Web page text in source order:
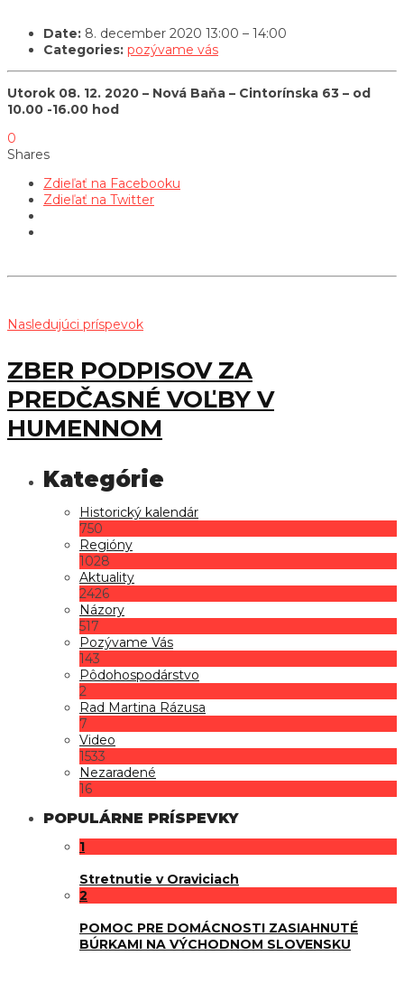
Date: 8. december 2020 13:00 – 14:00
Categories: pozývame vás
Utorok 08. 12. 2020 – Nová Baňa – Cintorínska 63 – od
10.00 -16.00 hod
0
Shares
Zdieľať na Facebooku
Zdieľať na Twitter
Nasledujúci príspevok
ZBER PODPISOV ZA
PREDČASNÉ VOĽBY V
HUMENNOM
Historický kalendár
750
Regióny
1028
Aktuality
2426
Názory
517
Pozývame Vás
143
Pôdohospodárstvo
2
Rad Martina Rázusa
7
Video
1533
Nezaradené
16
POPULÁRNE PRÍSPEVKY
1
Stretnutie v Oraviciach
2
POMOC PRE DOMÁCNOSTI ZASIAHNUTÉ
BÚRKAMI NA VÝCHODNOM SLOVENSKU